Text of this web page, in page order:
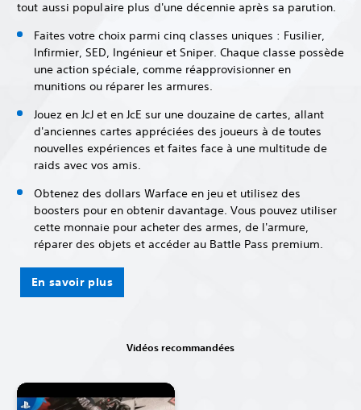
tout aussi populaire plus d'une décennie après sa parution.
Faites votre choix parmi cinq classes uniques : Fusilier,
Infirmier, SED, Ingénieur et Sniper. Chaque classe possède
une action spéciale, comme réapprovisionner en
munitions ou réparer les armures.
Jouez en JcJ et en JcE sur une douzaine de cartes, allant
d'anciennes cartes appréciées des joueurs à de toutes
nouvelles expériences et faites face à une multitude de
raids avec vos amis.
Obtenez des dollars Warface en jeu et utilisez des
boosters pour en obtenir davantage. Vous pouvez utiliser
cette monnaie pour acheter des armes, de l'armure,
réparer des objets et accéder au Battle Pass premium.
En savoir plus
Vidéos recommandées